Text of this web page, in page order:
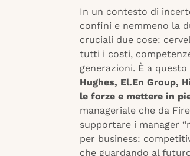
In un contesto di
confini e nemmeno la
cruciali due cose:
tutti i costi,
generazioni. È a
Hughes, El.En Group,
le forze e mettere in
manageriale che da
supportare i manager
per business:
che guardando al